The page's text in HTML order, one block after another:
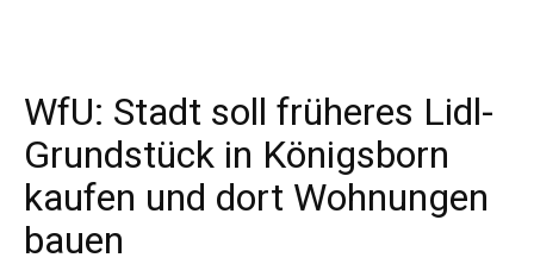
WfU: Stadt soll früheres Lidl-
Grundstück in Königsborn
kaufen und dort Wohnungen
bauen